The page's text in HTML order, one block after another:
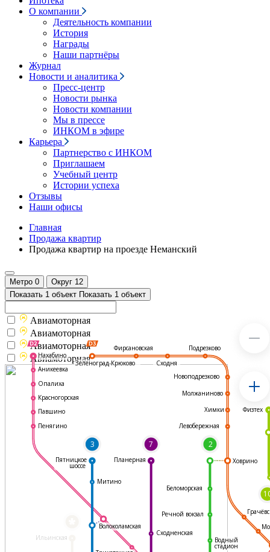
О компании
Деятельность компании
История
Награды
Наши партнёры
Журнал
Новости и аналитика
Пресс-центр
Новости рынка
Новости компании
Мы в прессе
ИНКОМ в эфире
Карьера
Партнерство с ИНКОМ
Приглашаем
Учебный центр
Истории успеха
Отзывы
Наши офисы
Главная
Продажа квартир
Продажа квартир на проезде Неманский
Метро 0 Округ 12
Показать 1 объект Показать 1 объект
Ильинская
3 7 2
Фирсановская
Сходня
Подрезково
Новоподрезково
Молжаниново
Химки
Левобережная
Ховрино
Водный
стадион
Сходненская
Волоколамская
Митино
Нахабино
Аникеевка
Опалиха
Красногорская
Павшино
Пенягино
Пятницкое
шоссе
Планерная
Физтех
Речной вокзал
Беломорская
Зеленоград-Крюково
Авиамоторная
Авиамоторная
Авиамоторная
Авиамоторная